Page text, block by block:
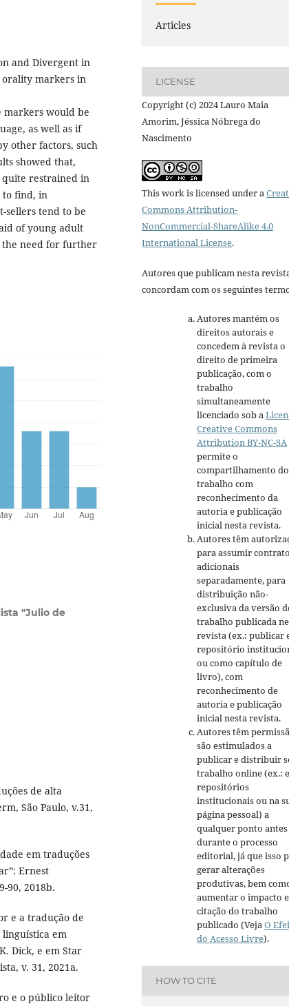
and Divergent in
markers in
markers would be
as well as if
other factors, such
showed that,
quite restrained in
find, in
sellers tend to be
of young adult
the need for further
"Julio de
de alta
São Paulo, v.31,
em traduções
Ernest
90, 2018b.
e a tradução de
linguística em
Dick, e em Star
v. 31, 2021a.
e o público leitor
Articles
LICENSE
Copyright (c) 2024 Lauro Maia
Amorim, Jéssica Nóbrega do
Nascimento
This work is licensed under a
Commons Attribution-
NonCommercial-ShareAlike 4.0
International License.
Autores que publicam nesta
concordam com os seguintes
Autores mantém os
direitos autorais e
concedem à revista o
direito de primeira
publicação, com o
trabalho
simultaneamente
licenciado sob a
Creative Commons
Attribution BY-NC-SA
permite o
compartilhamento do
trabalho com
reconhecimento da
autoria e publicação
inicial nesta revista.
Autores têm
para assumir
adicionais
separadamente, para
distribuição não-
exclusiva da versão
trabalho publicada
revista (ex.: publicar
repositório
ou como capítulo de
livro), com
reconhecimento de
autoria e publicação
inicial nesta revista.
Autores têm
são estimulados a
publicar e distribuir
trabalho online (ex.:
repositórios
institucionais ou na
página pessoal) a
qualquer ponto
durante o processo
editorial, já que isso
gerar alterações
produtivas, bem
aumentar o impacto
citação do trabalho
publicado (Veja O
do Acesso Livre).
HOW TO CITE